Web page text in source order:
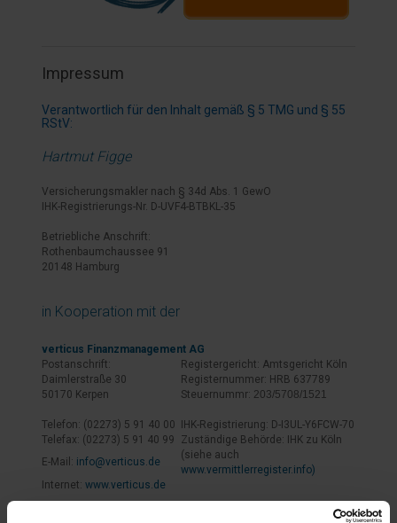
Impressum
Verantwortlich für den Inhalt gemäß § 5 TMG und § 55
RStV:
Hartmut Figge
Versicherungsmakler nach § 34d Abs. 1 GewO
IHK-Registrierungs-Nr. D-UVF4-BTBKL-35
Betriebliche Anschrift:
Rothenbaumchaussee 91
20148 Hamburg
in Kooperation mit der
verticus Finanzmanagement AG
Postanschrift:
Registergericht: Amtsgericht Köln
Daimlerstraße 30
Registernummer: HRB 637789
50170 Kerpen
Steuernummr: 203/5708/1521
Telefon: (02273) 5 91 40 00 IHK-Registrierung: D-I3UL-Y6FCW-70
Telefax: (02273) 5 91 40 99
Zuständige Behörde: IHK zu Köln
E-Mail: info@verticus.de
(siehe auch
www.vermittlerregister.info)
Internet: www.verticus.de